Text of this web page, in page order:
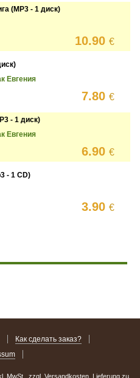
(MP3 - 1 диск)
10.90€
Евгения
7.80€
- 1 диск)
Евгения
6.90€
- 1 CD)
3.90€
Как сделать заказ?
MwSt., zzgl. Versandkosten. Lieferung zu